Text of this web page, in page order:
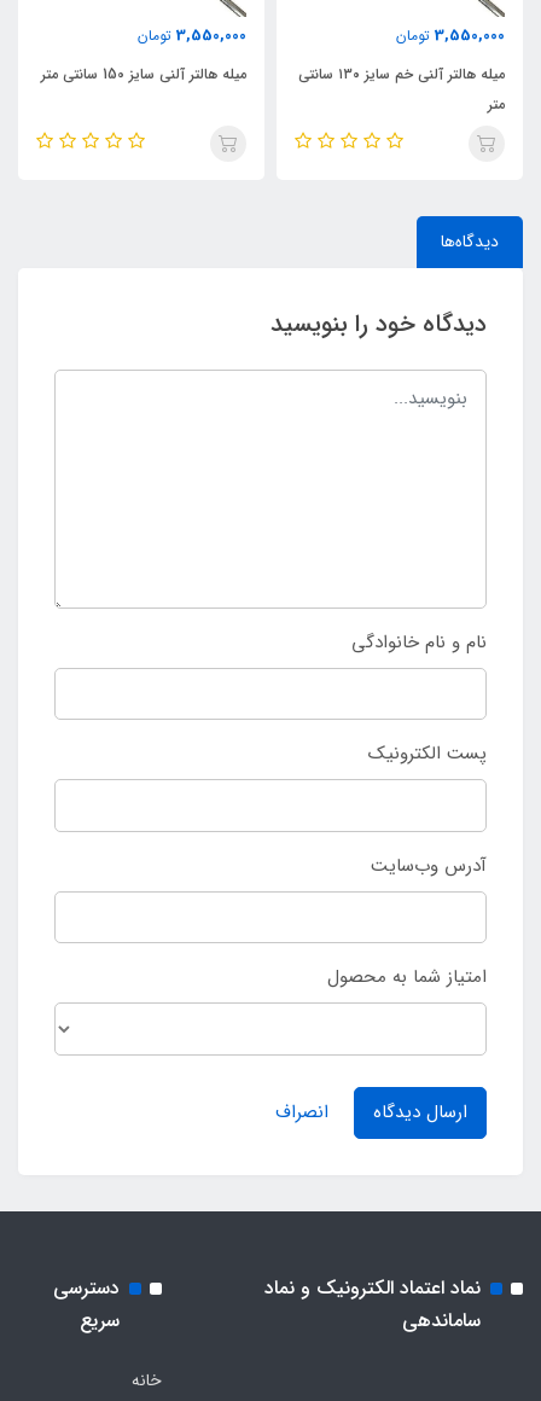
3,550,000 تومان
میله هالتر آلنی خم سایز ۱۳۰ سانتی
متر
3,550,000 تومان
میله هالتر آلنی سایز 150 سانتی متر
دیدگاه‌ها
دیدگاه خود را بنویسید
نام و نام خانوادگی
پست الکترونیک
آدرس وب‌سایت
امتیاز شما به محصول
ارسال دیدگاه انصراف
نماد اعتماد الکترونیک و نماد
ساماندهی
دسترسی
سریع
خانه